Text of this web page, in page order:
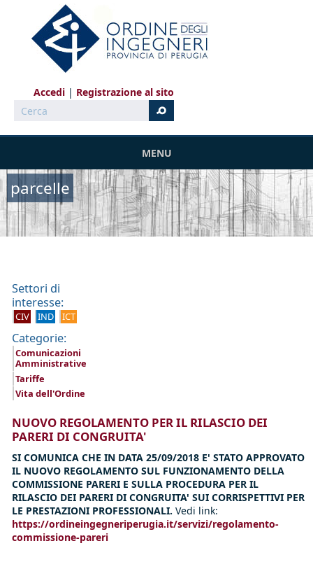
Salta al contenuto principale
Accedi
Registrazione al sito
Cerca
MENU
parcelle
Settori di
interesse:
CIV IND ICT
Categorie:
Comunicazioni
Amministrative
Tariffe
Vita dell'Ordine
NUOVO REGOLAMENTO PER IL RILASCIO DEI
PARERI DI CONGRUITA'
SI COMUNICA CHE IN DATA 25/09/2018 E' STATO APPROVATO
IL NUOVO REGOLAMENTO SUL FUNZIONAMENTO DELLA
COMMISSIONE PARERI E SULLA PROCEDURA PER IL
RILASCIO DEI PARERI DI CONGRUITA' SUI CORRISPETTIVI PER
LE PRESTAZIONI PROFESSIONALI. Vedi link:
https://ordineingegneriperugia.it/servizi/regolamento-
commissione-pareri